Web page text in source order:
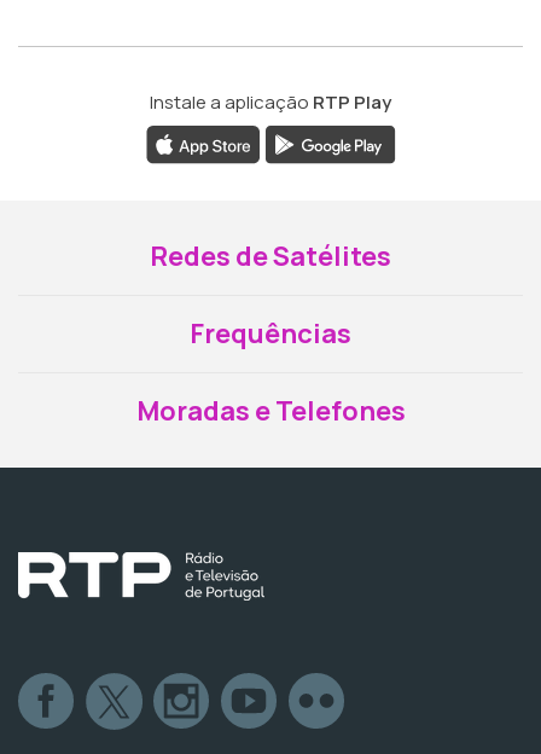
Instale a aplicação RTP Play
Redes de Satélites
Frequências
Moradas e Telefones